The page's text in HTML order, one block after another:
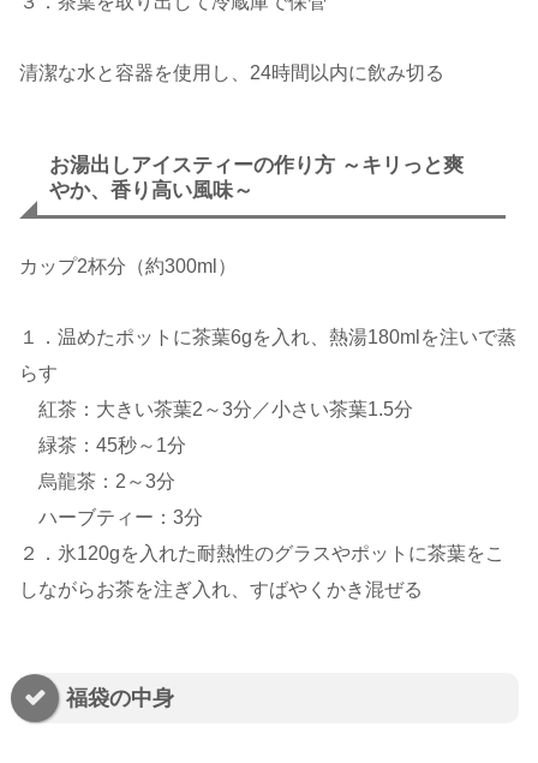
清潔な水と容器を使用し、24時間以内に飲み切る
お湯出しアイスティーの作り方 ～キリっと爽
やか、香り高い風味～
カップ2杯分（約300ml）
１．温めたポットに茶葉6gを入れ、熱湯180mlを注いで蒸
らす
紅茶：大きい茶葉2～3分／小さい茶葉1.5分
緑茶：45秒～1分
烏龍茶：2～3分
ハーブティー：3分
２．氷120gを入れた耐熱性のグラスやポットに茶葉をこ
しながらお茶を注ぎ入れ、すばやくかき混ぜる
福袋の中身